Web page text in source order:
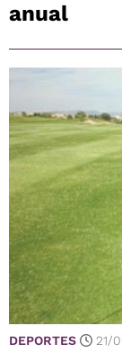
anual
DEPORTES 21/